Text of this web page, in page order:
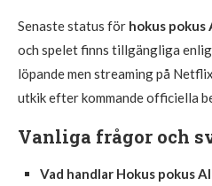
Senaste status för hokus
och spelet finns tillgängliga
löpande men streaming på
utkik efter kommande officiella
Vanliga frågor och
Vad handlar Hokus pokus